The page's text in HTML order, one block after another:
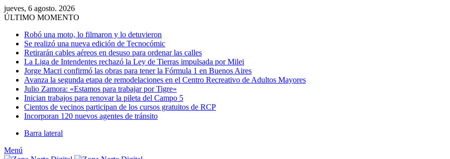
jueves, 6 agosto. 2026
ÚLTIMO MOMENTO
Robó una moto, lo filmaron y lo detuvieron
Se realizó una nueva edición de Tecnocómic
Retirarán cables aéreos en desuso para ordenar las calles
La Liga de Intendentes rechazó la Ley de Tierras impulsada por Milei
Jorge Macri confirmó las obras para tener la Fórmula 1 en Buenos Aires
Avanza la segunda etapa de remodelaciones en el Centro Recreativo de Adultos Mayores
Julio Zamora: «Estamos para trabajar por Tigre»
Inician trabajos para renovar la pileta del Campo 5
Cientos de vecinos participan de los cursos gratuitos de RCP
Incorporan 120 nuevos agentes de tránsito
Barra lateral
Menú